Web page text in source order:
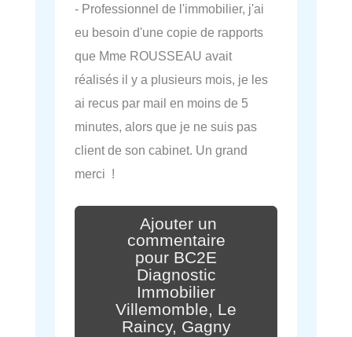
- Professionnel de l'immobilier, j'ai
eu besoin d'une copie de rapports
que Mme ROUSSEAU avait
réalisés il y a plusieurs mois, je les
ai recus par mail en moins de 5
minutes, alors que je ne suis pas
client de son cabinet. Un grand
merci !
Ajouter un
commentaire
pour BC2E
Diagnostic
Immobilier
Villemomble, Le
Raincy, Gagny